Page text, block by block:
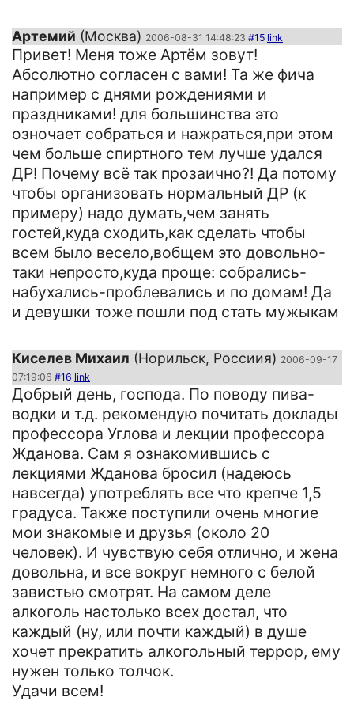
Артемий (Москва) 2006-08-31 14:48:23 #15 link
Привет! Меня тоже Артём зовут!
Абсолютно согласен с вами! Та же фича
например с днями рождениями и
праздниками! для большинства это
озночает собраться и нажраться,при этом
чем больше спиртного тем лучше удался
ДР! Почему всё так прозаично?! Да потому
чтобы организовать нормальный ДР (к
примеру) надо думать,чем занять
гостей,куда сходить,как сделать чтобы
всем было весело,вобщем это довольно-
таки непросто,куда проще: собрались-
набухались-проблевались и по домам! Да
и девушки тоже пошли под стать мужыкам
Киселев Михаил (Норильск, Россиия) 2006-09-17
07:19:06 #16 link
Добрый день, господа. По поводу пива-
водки и т.д. рекомендую почитать доклады
профессора Углова и лекции профессора
Жданова. Сам я ознакомившись с
лекциями Жданова бросил (надеюсь
навсегда) употреблять все что крепче 1,5
градуса. Также поступили очень многие
мои знакомые и друзья (около 20
человек). И чувствую себя отлично, и жена
довольна, и все вокруг немного с белой
завистью смотрят. На самом деле
алкоголь настолько всех достал, что
каждый (ну, или почти каждый) в душе
хочет прекратить алкогольный террор, ему
нужен только толчок.
Удачи всем!